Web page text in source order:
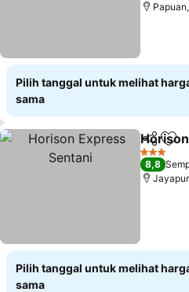
Pilih tanggal untuk melihat
sama
Bagikan
3 Bintang
8,8
Pilih tanggal untuk melihat
sama